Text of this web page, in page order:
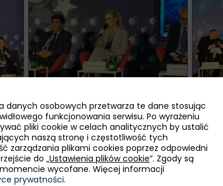
danych osobowych przetwarza te dane stosując
funkcjonowania serwisu. Po wyrażeniu
pliki cookie w celach analitycznych by ustalić
naszą stronę i częstotliwość tych
zarządzania plikami cookies poprzez odpowiedni
do „Ustawienia plików cookie”. Zgody są
wycofane. Więcej informacji
prywatności.